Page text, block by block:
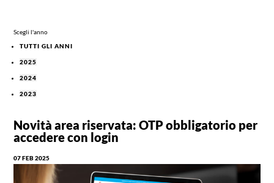
Scegli l'anno
TUTTI GLI ANNI
2025
2024
2023
Novità area riservata: OTP obbligatorio per
accedere con login
07 FEB 2025